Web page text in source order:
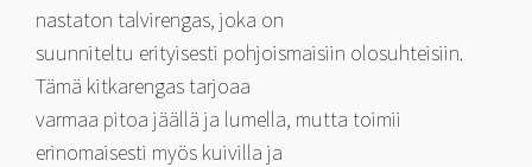
nastaton talvirengas, joka on
suunniteltu erityisesti pohjoismaisiin olosuhteisiin.
Tämä kitkarengas tarjoaa
varmaa pitoa jäällä ja lumella, mutta toimii
erinomaisesti myös kuivilla ja